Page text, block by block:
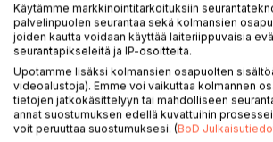
KUVAUS
Käytämme markkinointitarkoituksiin
palvelinpuolen seurantaa sekä kolmansien
joiden kautta voidaan käyttää laiteriippuvaisia
seurantapikseleitä ja IP-osoitteita.
Upotamme lisäksi kolmansien osapuolten
videoalustoja). Emme voi vaikuttaa kolmannen
tietojen jatkokäsittelyyn tai mahdolliseen
annat suostumuksen edellä kuvattuihin
voit peruuttaa suostumuksesi. (BoD